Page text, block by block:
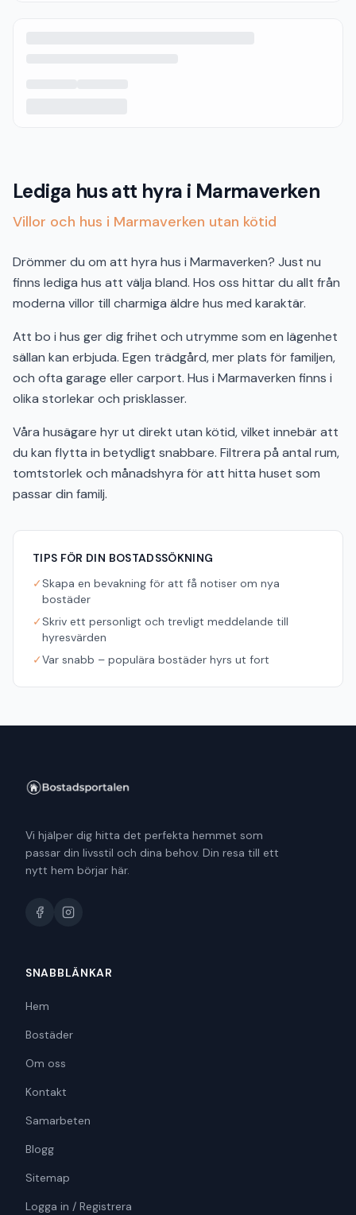
Lediga hus att hyra i Marmaverken
Villor och hus i Marmaverken utan kötid
Drömmer du om att hyra hus i Marmaverken? Just nu
finns lediga hus att välja bland. Hos oss hittar du allt från
moderna villor till charmiga äldre hus med karaktär.
Att bo i hus ger dig frihet och utrymme som en lägenhet
sällan kan erbjuda. Egen trädgård, mer plats för familjen,
och ofta garage eller carport. Hus i Marmaverken finns i
olika storlekar och prisklasser.
Våra husägare hyr ut direkt utan kötid, vilket innebär att
du kan flytta in betydligt snabbare. Filtrera på antal rum,
tomtstorlek och månadshyra för att hitta huset som
passar din familj.
TIPS FÖR DIN BOSTADSSÖKNING
✓Skapa en bevakning för att få notiser om nya
bostäder
✓Skriv ett personligt och trevligt meddelande till
hyresvärden
✓Var snabb – populära bostäder hyrs ut fort
Vi hjälper dig hitta det perfekta hemmet som
passar din livsstil och dina behov. Din resa till ett
nytt hem börjar här.
SNABBLÄNKAR
Hem
Bostäder
Om oss
Kontakt
Samarbeten
Blogg
Sitemap
Logga in / Registrera